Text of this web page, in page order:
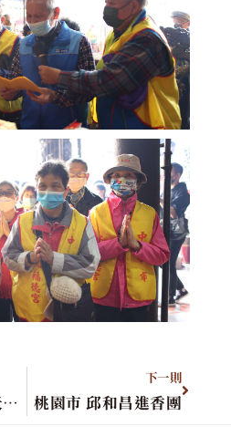
桃園市 中壢朝奉天后宮
下一則
桃園市 邱和昌進香團